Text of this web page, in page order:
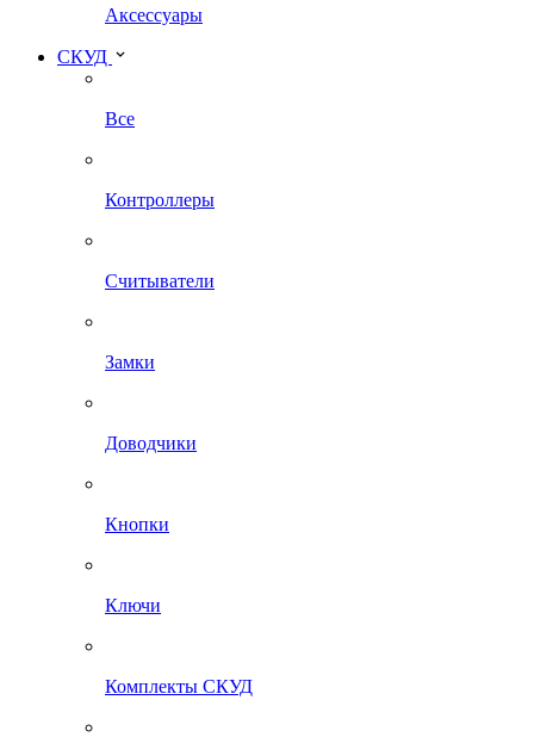
Аксессуары
СКУД
Все
Контроллеры
Считыватели
Замки
Доводчики
Кнопки
Ключи
Комплекты СКУД